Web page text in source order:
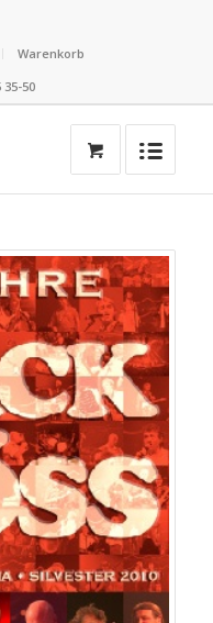
Warenkorb
35-50